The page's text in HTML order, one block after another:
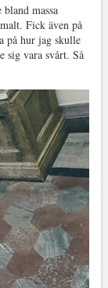
massa
Fick även på
på hur jag skulle
sig vara svårt. Så